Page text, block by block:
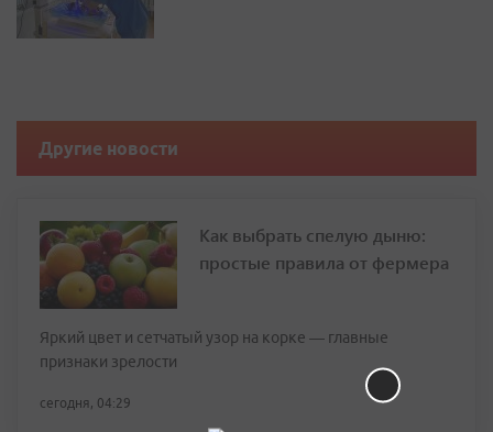
Другие новости
Как выбрать спелую дыню:
простые правила от фермера
Яркий цвет и сетчатый узор на корке — главные
признаки зрелости
сегодня, 04:29